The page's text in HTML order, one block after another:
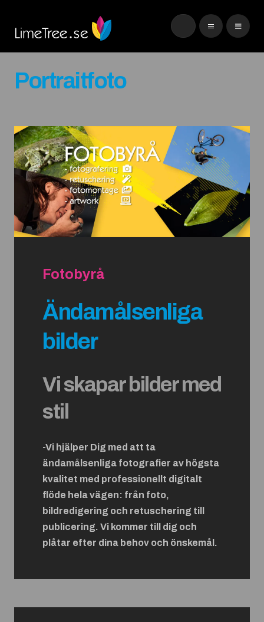
Portraitfoto
Fotobyrå
Ändamålsenliga
bilder
Vi skapar bilder med
stil
-Vi hjälper Dig med att ta
ändamålsenliga fotografier av högsta
kvalitet med professionellt digitalt
flöde hela vägen: från foto,
bildredigering och retuschering till
publicering. Vi kommer till dig och
plåtar efter dina behov och önskemål.